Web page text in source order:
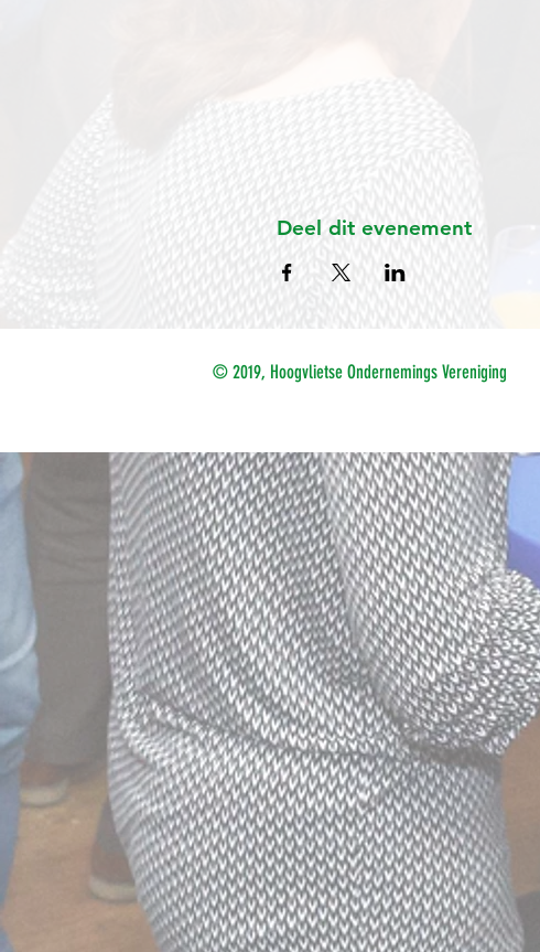
Deel dit evenement
© 2019, Hoogvlietse Ondernemings Vereniging